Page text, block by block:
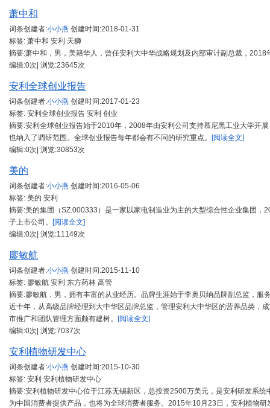
萧中和
词条创建者:小小燕 创建时间:2018-01-31
标签: 萧中和 安利 天狮
摘要:萧中和，男，美籍华人，曾任安利大中华战略规划及内部审计副总裁，
编辑:0次| 浏览:23645次
安利全球创业报告
词条创建者:小小燕 创建时间:2017-01-23
标签: 安利全球创业报告 安利 创业
摘要:安利全球创业报告始于2010年，2008年由安利公司支持慕尼黑工业大学开
也纳入了调研范围。全球创业报告每年都会有不同的研究重点。
[阅读全文]
编辑:0次| 浏览:30853次
美的
词条创建者:小小燕 创建时间:2016-05-06
标签: 美的 安利
摘要:美的集团（SZ.000333）是一家以家电制造业为主的大型综合性企业集团
子上市公司。
[阅读全文]
编辑:0次| 浏览:11149次
廖敏航
词条创建者:小小燕 创建时间:2015-11-10
标签: 廖敏航 安利 东方药林 高管
摘要:廖敏航，男，拥有丰富的从业经历。品牌生涯始于李奥贝纳品牌副总监，
近十年，从高级品牌经理到大中华区品牌总监，管理安利大中华区的营养品类，
市推广和团队管理方面颇有建树。
[阅读全文]
编辑:0次| 浏览:7037次
安利植物研发中心
词条创建者:小小燕 创建时间:2015-10-30
标签: 安利 安利植物研发中心
摘要:安利植物研发中心位于江苏无锡新区，总投资2500万美元，是安利研发系
为中国消费者提供产品，也将为全球消费者服务。2015年10月23日，安利植物研